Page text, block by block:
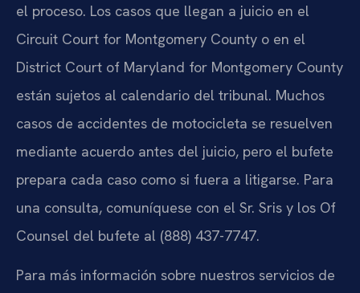
el proceso. Los casos que llegan a juicio en el
Circuit Court for Montgomery County o en el
District Court of Maryland for Montgomery County
están sujetos al calendario del tribunal. Muchos
casos de accidentes de motocicleta se resuelven
mediante acuerdo antes del juicio, pero el bufete
prepara cada caso como si fuera a litigarse. Para
una consulta, comuníquese con el Sr. Sris y los Of
Counsel del bufete al (888) 437-7747.
Para más información sobre nuestros servicios de